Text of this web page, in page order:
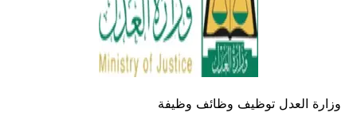
وزارة العدل توظيف وظائف وظيفة